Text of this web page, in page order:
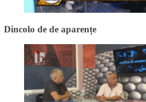
Dincolo de de aparențe